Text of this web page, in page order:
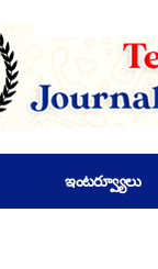
ఇంటర్వ్యూలు